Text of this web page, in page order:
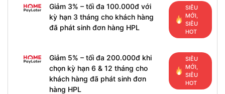
Giảm 3% – tối đa 100.000đ với
kỳ hạn 3 tháng cho khách hàng
đã phát sinh đơn hàng HPL
SIÊU
MỚI,
SIÊU
HOT
Giảm 5% – tối đa 200.000đ khi
chọn kỳ hạn 6 & 12 tháng cho
khách hàng đã phát sinh đơn
hàng HPL
SIÊU
MỚI,
SIÊU
HOT